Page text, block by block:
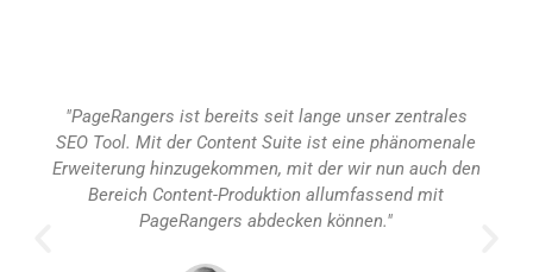
"PageRangers ist bereits seit lange unser zentrales
SEO Tool. Mit der Content Suite ist eine phänomenale
Erweiterung hinzugekommen, mit der wir nun auch den
Bereich Content-Produktion allumfassend mit
PageRangers abdecken können."